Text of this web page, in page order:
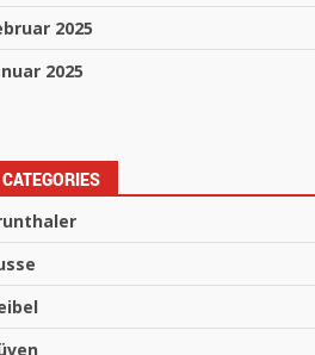
2025
2025
CATEGORIES